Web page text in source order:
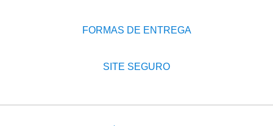
FORMAS DE ENTREGA
SITE SEGURO